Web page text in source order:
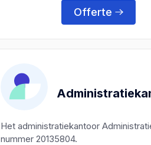
Offerte
Het administratiekantoor
nummer 20135804.